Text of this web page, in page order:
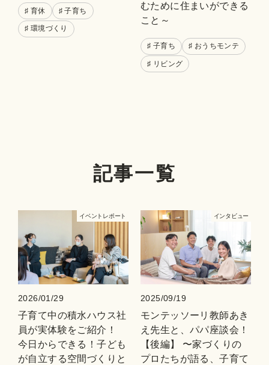
♯ 育休 ♯ 子育ち
♯ 環境づくり
むために住まいができる
こと～
♯ 子育ち ♯ おうちモンテ
♯ リビング
記事一覧
イベントレポート
2026/01/29
子育て中の積水ハウス社
員が実体験をご紹介！
今日からできる！子ども
が自立する空間づくりと
インタビュー
2025/09/19
モンテッソーリ教師あき
え先生と、パパ座談会！
【後編】 〜家づくりの
プロたちが語る、子育て